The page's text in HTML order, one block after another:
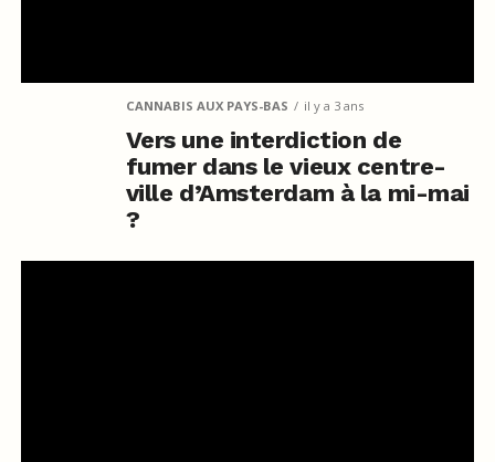
CANNABIS AUX PAYS-BAS il y a 3 ans
Vers une interdiction de
fumer dans le vieux centre-
ville d’Amsterdam à la mi-mai
?